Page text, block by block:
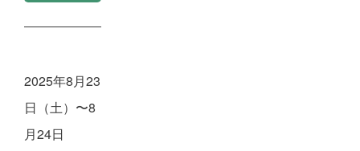
2025年8月23
日（土）〜8
月24日